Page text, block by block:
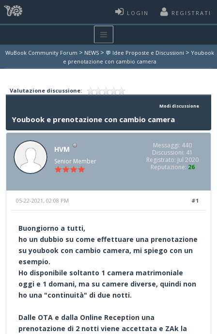
LOGIN REGISTRATI
WuBook Community Forum > NEWS > 💬 Idee Proposte e Discussioni > Youbook
e prenotazione con cambio camera
Valutazione discussione:
Modi discussione
Youbook e prenotazione con cambio camera
HVM
Senior Member
Messaggi: 440
Discussioni: 41
Registrato: Jul 2020
Reputazione: 26
#1
05-22-2021, 02:08 PM
Buongiorno a tutti,
ho un dubbio su come effettuare una prenotazione
su youbook con cambio camera, mi spiego con un
esempio.
Ho disponibile soltanto 1 camera matrimoniale
oggi e 1 domani, ma su camere diverse, quindi non
ho una "continuità" di due notti.
Dalle OTA e dalla Online Reception una
prenotazione di 2 notti viene accettata e ZAk la